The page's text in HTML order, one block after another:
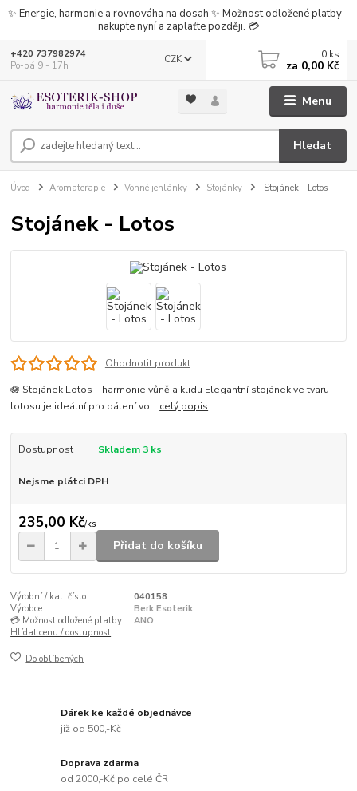
✨ Energie, harmonie a rovnováha na dosah ✨ Možnost odložené platby –
nakupte nyní a zaplaťte později. 💳
Menu
CZK
Hledat
+420 737982974
Po-pá 9 - 17h
0 ks
za 0,00 Kč
Úvod Aromaterapie Vonné jehlánky Stojánky Stojánek - Lotos
Stojánek - Lotos
Ohodnotit produkt
🪷 Stojánek Lotos – harmonie vůně a klidu Elegantní stojánek ve tvaru
lotosu je ideální pro pálení vo... celý popis
Dostupnost Skladem 3 ks
Nejsme plátci DPH
235,00 Kč/ks
Přidat do košíku
Výrobní / kat. číslo
040158
Výrobce:
Berk Esoterik
💳 Možnost odložené platby:
ANO
Hlídat cenu / dostupnost
Do oblíbených
Dárek ke každé objednávce
již od 500,-Kč
Doprava zdarma
od 2000,-Kč po celé ČR